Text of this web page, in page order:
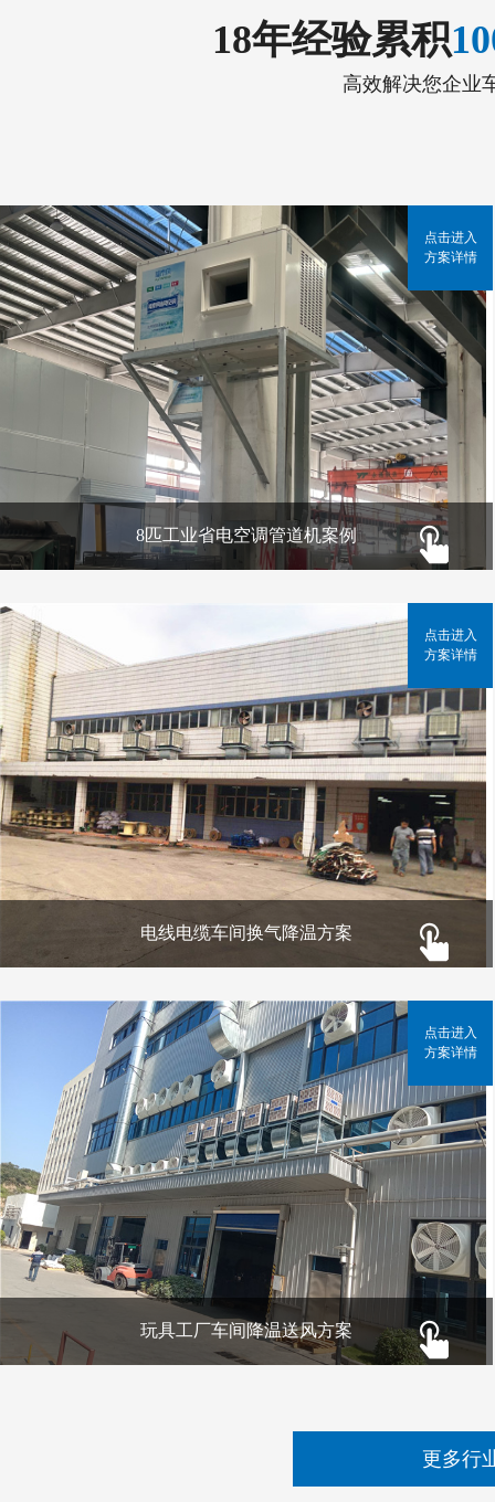
18年经验累积
高效解决您企业
8匹工业省电空调管道机案例
点击进入
方案详情
电线电缆车间换气降温方案
点击进入
方案详情
玩具工厂车间降温送风方案
点击进入
方案详情
更多行